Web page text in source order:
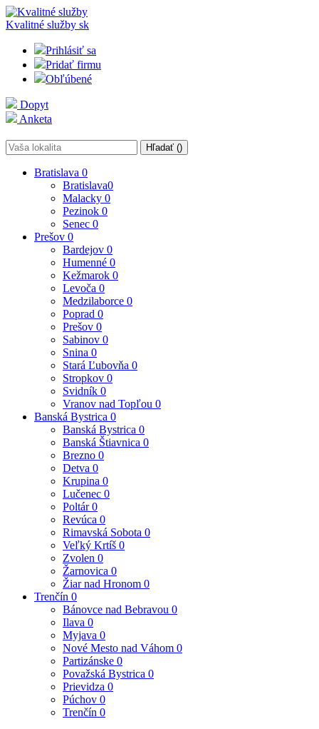
Kvalitné služby sk
Prihlásiť sa
Pridať firmu
Obľúbené
Dopyt
Anketa
Hľadať ()
Bratislava 0
Bratislava0
Malacky 0
Pezinok 0
Senec 0
Prešov 0
Bardejov 0
Humenné 0
Kežmarok 0
Levoča 0
Medzilaborce 0
Poprad 0
Prešov 0
Sabinov 0
Snina 0
Stará Ľubovňa 0
Stropkov 0
Svidník 0
Vranov nad Topľou 0
Banská Bystrica 0
Banská Bystrica 0
Banská Štiavnica 0
Brezno 0
Detva 0
Krupina 0
Lučenec 0
Poltár0
Revúca 0
Rimavská Sobota 0
Veľký Krtíš 0
Zvolen 0
Žarnovica 0
Žiar nad Hronom 0
Trenčín 0
Bánovce nad Bebravou 0
Ilava 0
Myjava 0
Nové Mesto nad Váhom 0
Partizánske 0
Považská Bystrica 0
Prievidza 0
Púchov 0
Trenčín 0